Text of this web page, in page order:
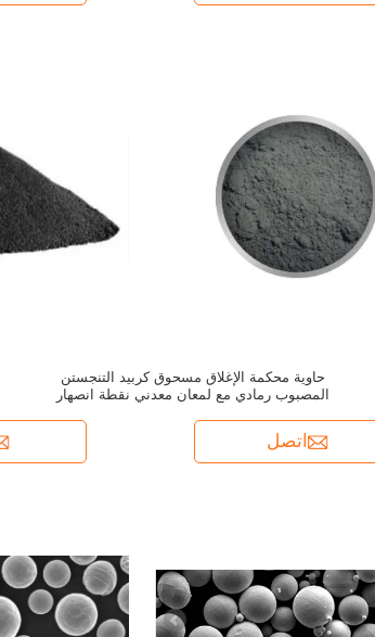
حاوية محكمة الإغلاق مسحوق كربيد التنجستن
المصبوب رمادي مع لمعان معدني نقطة انصهار
اتصل